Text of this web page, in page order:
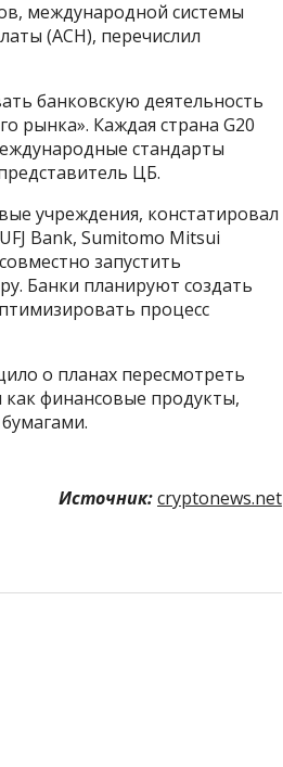
международной системы
(ACH), перечислил
банковскую деятельность
рынка». Каждая страна G20
стандарты
ЦБ.
учреждения, констатировал
Bank, Sumitomo Mitsui
запустить
Банки планируют создать
процесс
о планах пересмотреть
финансовые продукты,
Источник:cryptonews.net